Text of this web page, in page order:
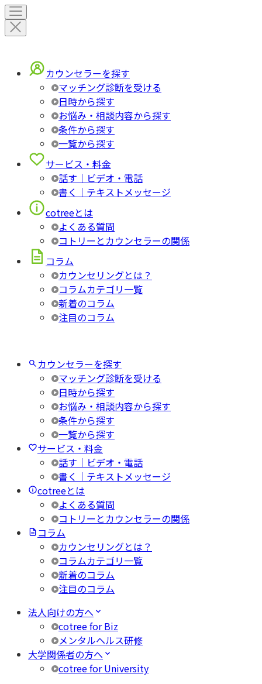
カウンセラーを探す
マッチング診断を受ける
日時から探す
お悩み・相談内容から探す
条件から探す
一覧から探す
サービス・料金
話す｜ビデオ・電話
書く｜テキストメッセージ
cotreeとは
よくある質問
コトリーとカウンセラーの関係
コラム
カウンセリングとは？
コラムカテゴリ一覧
新着のコラム
注目のコラム
カウンセラーを探す
マッチング診断を受ける
日時から探す
お悩み・相談内容から探す
条件から探す
一覧から探す
サービス・料金
話す｜ビデオ・電話
書く｜テキストメッセージ
cotreeとは
よくある質問
コトリーとカウンセラーの関係
コラム
カウンセリングとは？
コラムカテゴリ一覧
新着のコラム
注目のコラム
法人向けの方へ
cotree for Biz
メンタルヘルス研修
大学関係者の方へ
cotree for University